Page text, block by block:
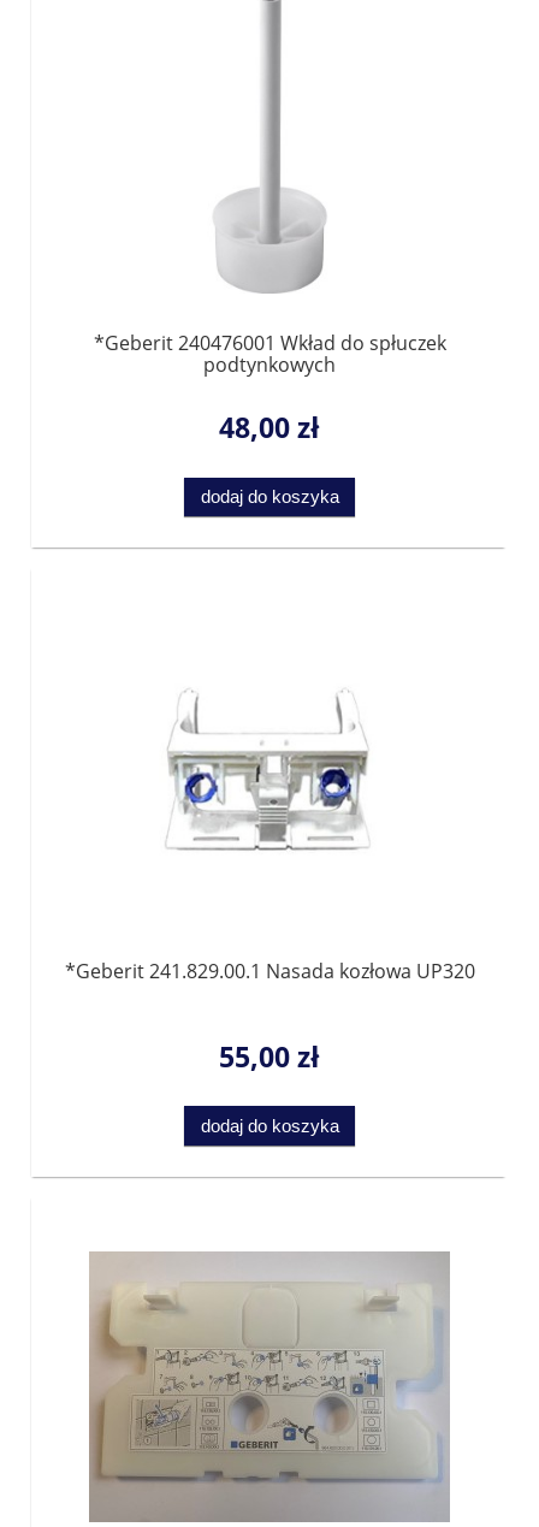
*Geberit 240476001 Wkład do spłuczek
podtynkowych
48,00 zł
dodaj do koszyka
*Geberit 241.829.00.1 Nasada kozłowa UP320
55,00 zł
dodaj do koszyka